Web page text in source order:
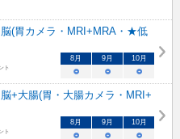
脳(胃カメラ・MRI+MRA・★低
ト
8 月 9 月 10月
○ ○ ○
+大腸(胃・大腸カメラ・MRI+
ト
8 月 9 月 10月
○ ○ ○